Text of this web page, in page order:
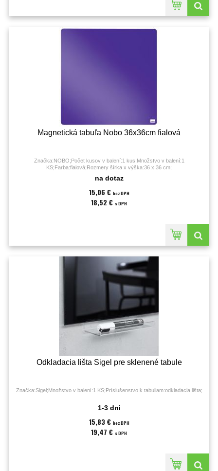
Magnetická tabuľa Nobo 36x36cm fialová
Značka:NOBO;Počet kusov v balení:1 kus;Množstvo v balení:1
KS;Farba:fialová;Rozmery šírka x výška:36 x 36 cm;
na dotaz
15,06 € bez DPH
18,52 € s DPH
Odkladacia lišta Sigel pre sklenené tabule
Značka:Sigel;Množstvo v balení:1 KS;Príslušenstvo k tabuliam:odkladacia lišta;
1-3 dni
15,83 € bez DPH
19,47 € s DPH